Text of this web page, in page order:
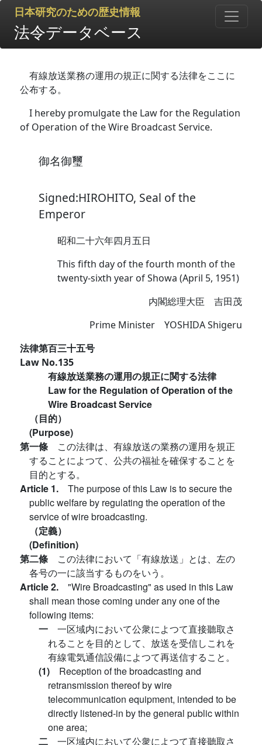
日本研究のための歴史情報
法令データベース
有線放送業務の運用の規正に関する法律をここに
公布する。
I hereby promulgate the Law for the Regulation
of Operation of the Wire Broadcast Service.
御名御璽
Signed:HIROHITO, Seal of the
Emperor
昭和二十六年四月五日
This fifth day of the fourth month of the
twenty-sixth year of Showa (April 5, 1951)
内閣総理大臣 吉田茂
Prime Minister YOSHIDA Shigeru
法律第百三十五号
Law No.135
有線放送業務の運用の規正に関する法律
Law for the Regulation of Operation of the
Wire Broadcast Service
（目的）
(Purpose)
第一條 この法律は、有線放送の業務の運用を規正
することによつて、公共の福祉を確保することを
目的とする。
Article 1. The purpose of this Law is to secure the
public welfare by regulating the operation of the
service of wire broadcasting.
（定義）
(Definition)
第二條 この法律において「有線放送」とは、左の
各号の一に該当するものをいう。
Article 2. "Wire Broadcasting" as used in this Law
shall mean those coming under any one of the
following items:
一 一区域内において公衆によつて直接聽取さ
れることを目的として、放送を受信しこれを
有線電気通信設備によつて再送信すること。
(1) Reception of the broadcasting and
retransmission thereof by wire
telecommunication equipment, intended to be
directly listened-in by the general public within
one area;
二 一区域内において公衆によつて直接聽取さ